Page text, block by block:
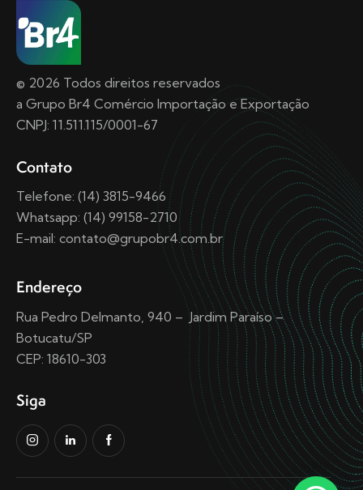
© 2026 Todos direitos reservados
a Grupo Br4 Comércio Importação e Exportação
CNPJ: 11.511.115/0001-67
Contato
Telefone: (14) 3815-9466
Whatsapp: (14) 99158-2710
E-mail: contato@grupobr4.com.br
Endereço
Rua Pedro Delmanto, 940 – Jardim Paraíso –
Botucatu/SP
CEP: 18610-303
Siga